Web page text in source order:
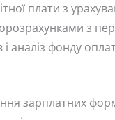
плати з
з
аналіз фонду
зарплатних